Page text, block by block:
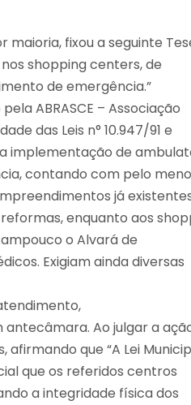
fixou a seguinte
shopping centers, de
de emergência.”
ABRASCE – Associação
das Leis n° 10.947/91 e
a implementação de
contando com pelo
já
enquanto aos
o Alvará de
Exigiam ainda diversas
Ao julgar a
que “A Lei
que os referidos centros
a integridade física dos